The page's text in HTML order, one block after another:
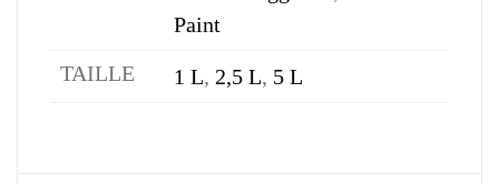
Paint
TAILLE
1 L, 2,5 L, 5 L